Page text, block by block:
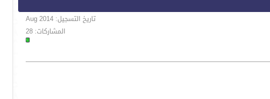
تاريخ التسجيل: Aug 2014
المشاركات: 28